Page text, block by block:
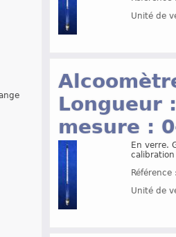
Unité de
Longueur
mesure :
En verre.
Unité de